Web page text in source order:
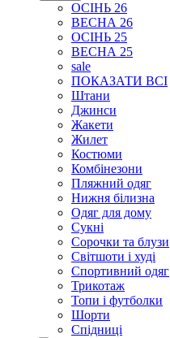
ОСІНЬ 26
ВЕСНА 26
ОСІНЬ 25
ВЕСНА 25
sale
ПОКАЗАТИ ВСІ
Штани
Джинси
Жакети
Жилет
Костюми
Комбінезони
Пляжний одяг
Нижня білизна
Одяг для дому
Сукні
Сорочки та блузи
Світшоти і худі
Спортивний одяг
Трикотаж
Топи і футболки
Шорти
Спідниці